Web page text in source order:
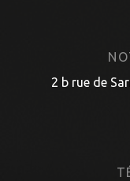
2 b rue de